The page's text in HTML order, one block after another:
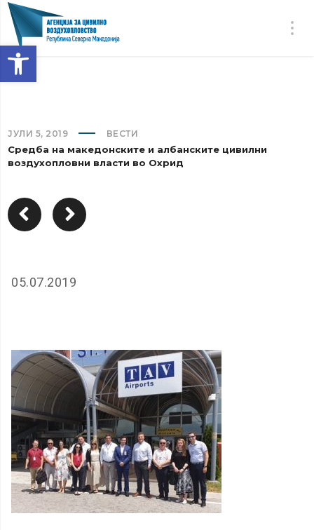
Open toolbar
ЈУЛИ 5, 2019 ВЕСТИ
Средба на македонските и албанските цивилни
воздухопловни власти во Охрид
05.07.2019